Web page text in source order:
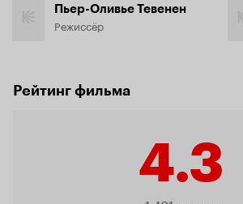
Пьер-Оливье Тевенен
Режиссёр
Рейтинг фильма
4.3